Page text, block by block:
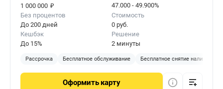
1 000 000 ₽
47.000 - 49.900%
Без процентов
До 200 дней
Стоимость
0 руб.
Кешбэк
До 15%
Решение
2 минуты
Рассрочка Бесплатное обслуживание Бесплатное снятие наличных
Оформить карту